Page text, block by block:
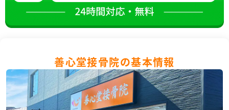
善心堂接骨院の基本情報